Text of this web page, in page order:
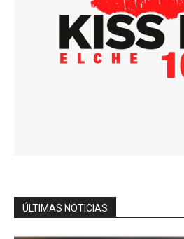
ÚLTIMAS NOTICIAS